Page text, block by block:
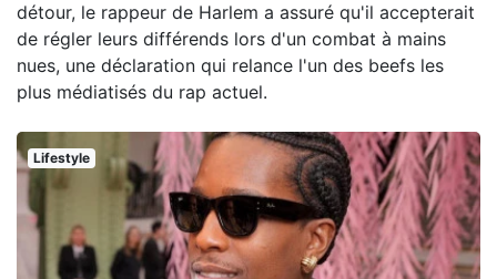
détour, le rappeur de Harlem a assuré qu'il accepterait
de régler leurs différends lors d'un combat à mains
nues, une déclaration qui relance l'un des beefs les
plus médiatisés du rap actuel.
Lifestyle